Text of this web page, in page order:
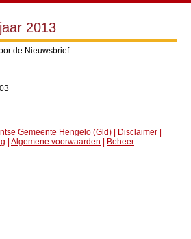
2013
de Nieuwsbrief
Gemeente Hengelo (Gld) | Disclaimer |
| Algemene voorwaarden | Beheer